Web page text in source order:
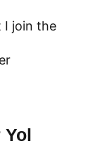
I join the
Yol